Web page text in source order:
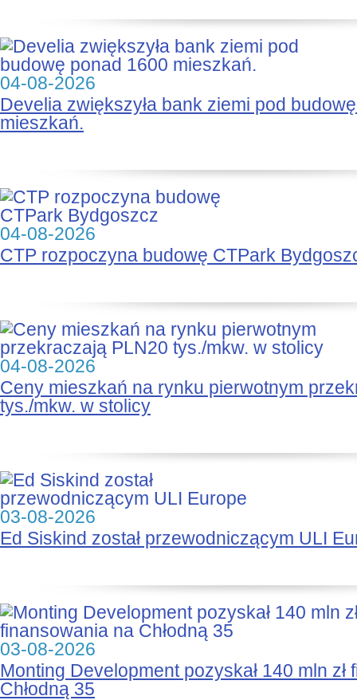
04-08-2026
Develia zwiększyła bank ziemi pod
mieszkań.
04-08-2026
CTP rozpoczyna budowę CTPark
04-08-2026
Ceny mieszkań na rynku pierwotnym
tys./mkw. w stolicy
03-08-2026
Ed Siskind został przewodniczącym ULI
03-08-2026
Monting Development pozyskał 140 mln zł
Chłodną 35